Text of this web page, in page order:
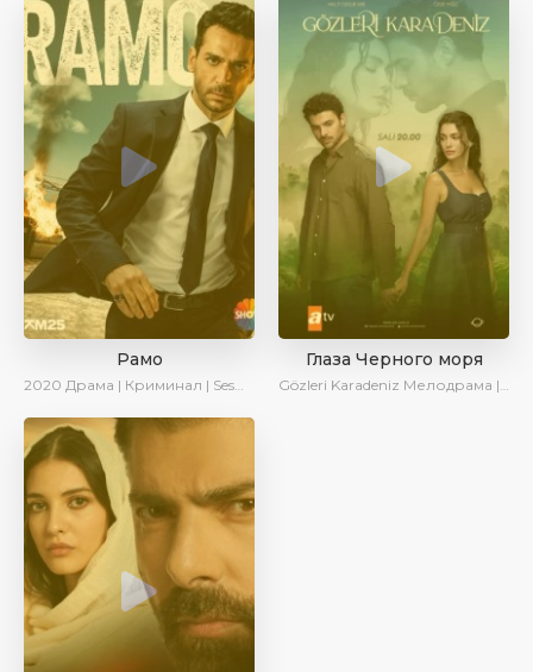
Рамо
2020 Драма | Криминал | SesDizi | Ирина Котова
Глаза Черного моря
Gözleri Karadeniz Мелодрама | Драма | Новинки | Сериалы 2025